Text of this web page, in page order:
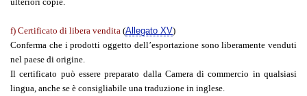
f) Certificato di libera vendita (Allegato XV)
Conferma che i prodotti oggetto dell’esportazione sono liberamente venduti
nel paese di origine.
Il certificato può essere preparato dalla Camera di commercio in qualsiasi
lingua, anche se è consigliabile una traduzione in inglese.